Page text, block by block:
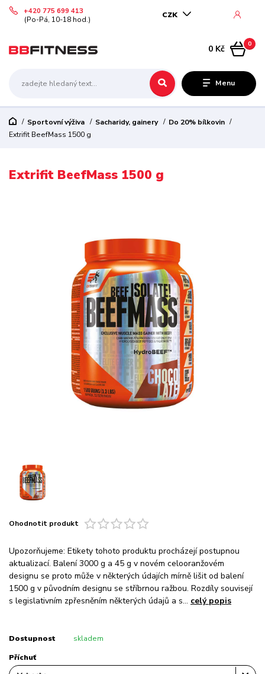
Menu
CZK
+420 775 699 413
(Po-Pá, 10-18 hod.)
0
0 Kč
Sportovní výživa Sacharidy, gainery
Do 20% bílkovin
Extrifit BeefMass 1500 g
Extrifit BeefMass 1500 g
Ohodnotit produkt
Upozorňujeme: Etikety tohoto produktu procházejí postupnou
aktualizací. Balení 3000 g a 45 g v novém celooranžovém
designu se proto může v některých údajích mírně lišit od balení
1500 g v původním designu se stříbrnou ražbou. Rozdíly souvisejí
s legislativním zpřesněním některých údajů a s... celý popis
Dostupnost skladem
Příchuť